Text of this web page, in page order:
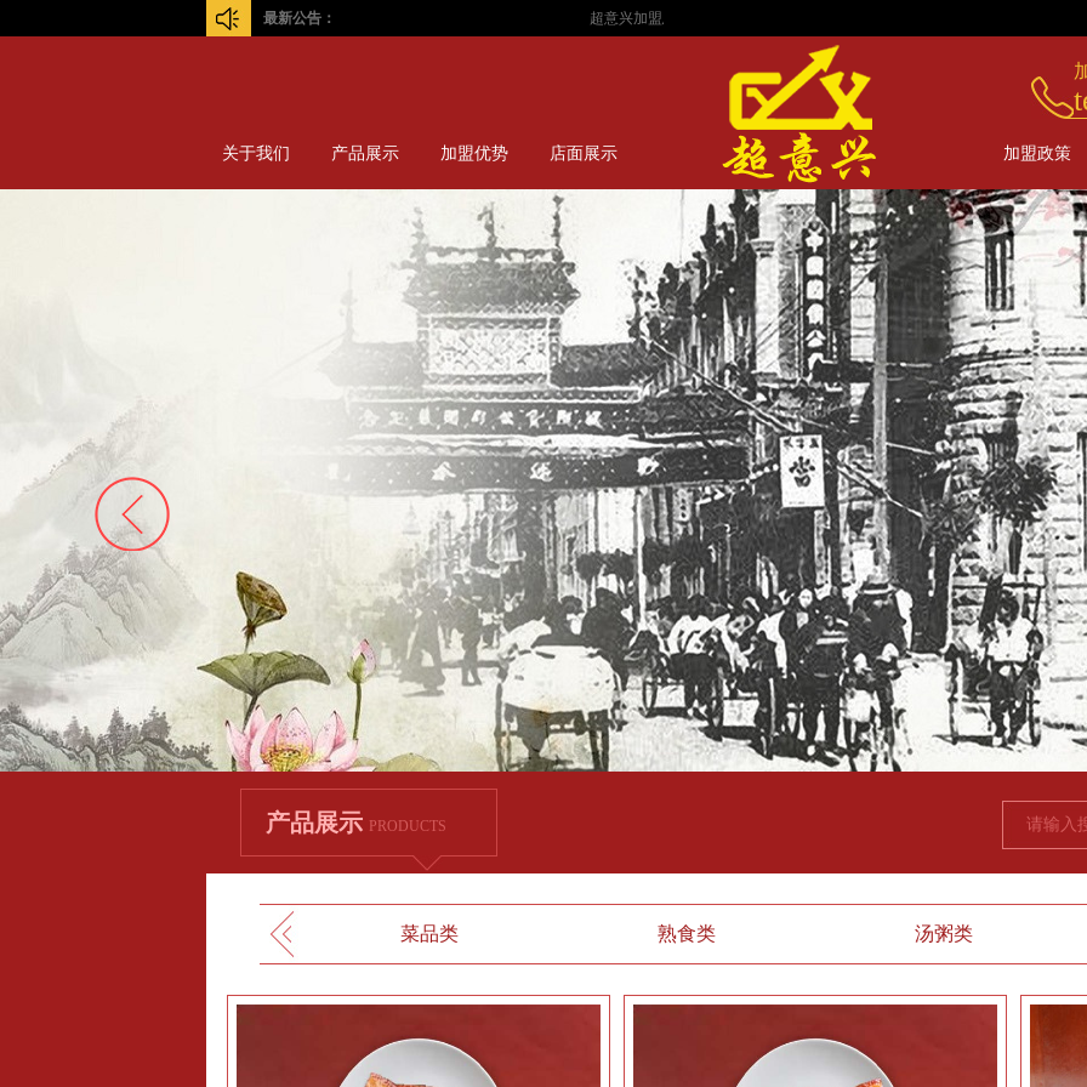
最新公告： 超意兴加盟总部！
关于我们 产品展示 加盟优势 店面展示 加盟政策
产品展示 PRODUCTS
菜品类 熟食类 汤粥类